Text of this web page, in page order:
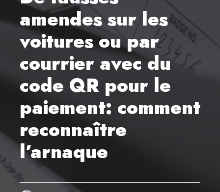
amendes sur les
voitures ou par
courrier avec du
code QR pour le
paiement: comment
reconnaître
l’arnaque